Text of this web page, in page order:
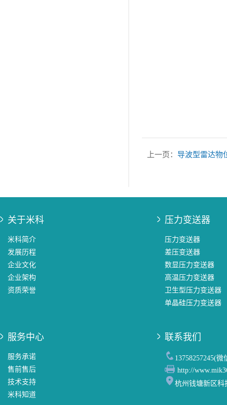
上一页： 导波型雷达物
关于米科
米科简介
发展历程
企业文化
企业架构
资质荣誉
压力变送器
压力变送器
差压变送器
数显压力变送器
高温压力变送器
卫生型压力变送器
单晶硅压力变送器
服务中心
服务承诺
售前售后
技术支持
米科知道
联系我们
13758257245(微
http://
杭州钱塘新区科